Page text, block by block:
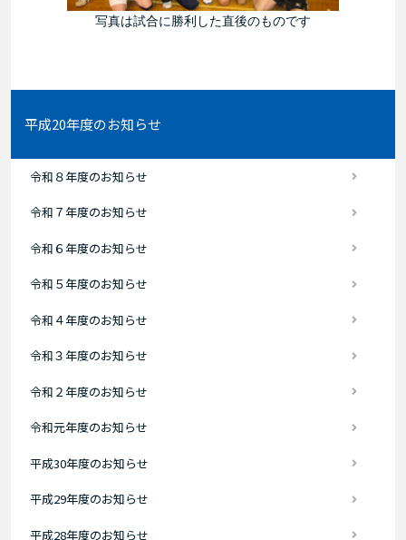
写真は試合に勝利した直後のものです
平成20年度のお知らせ
令和８年度のお知らせ
令和７年度のお知らせ
令和６年度のお知らせ
令和５年度のお知らせ
令和４年度のお知らせ
令和３年度のお知らせ
令和２年度のお知らせ
令和元年度のお知らせ
平成30年度のお知らせ
平成29年度のお知らせ
平成28年度のお知らせ